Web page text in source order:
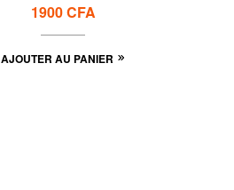
1900CFA
AJOUTER AU PANIER